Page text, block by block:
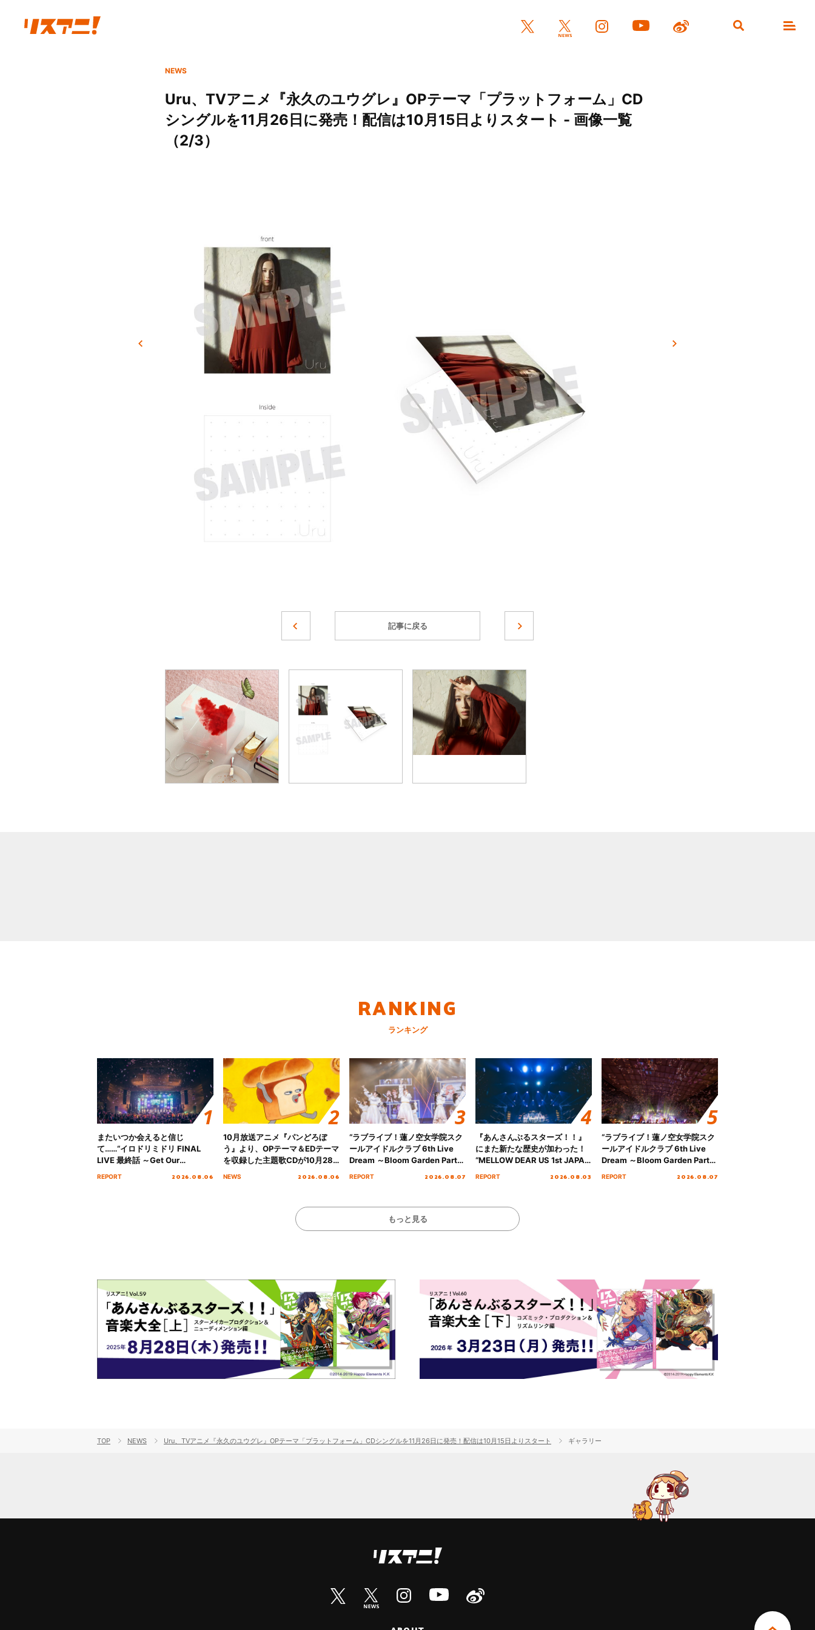
NEWS
Uru、TVアニメ『永久のユウグレ』OPテーマ「プラットフォーム」CD
シングルを11月26日に発売！配信は10月15日よりスタート - 画像一覧
（2/3）
記事に戻る
RANKING
ランキング
またいつか会えると信じ
て……“イロドリミドリ FINAL
LIVE 最終話 ～Get Our
MIRAI!!!!!!!!!!!!!!～”10年の活動
REPORT 2026.08.06
10月放送アニメ『パンどろぼ
う』より、OPテーマ＆EDテーマ
を収録した主題歌CDが10月28
日にリリース決定！
NEWS 2026.08.06
“ラブライブ！蓮ノ空女学院スク
ールアイドルクラブ 6th Live
Dream ～Bloom Garden Party
～ ＜Bloom Garden Party
REPORT 2026.08.07
『あんさんぶるスターズ！！』
にまた新たな歴史が加わった！
“MELLOW DEAR US 1st JAPAN
Tour Final「NICE to meet YOU
REPORT 2026.08.03
“ラブライブ！蓮ノ空女学院スク
ールアイドルクラブ 6th Live
Dream ～Bloom Garden Party
～ ＜Bloom Garden Party
REPORT 2026.08.07
もっと見る
TOP NEWS Uru、TVアニメ『永久のユウグレ』OPテーマ「プラットフォーム」CDシングルを11月26日に発売！配信は10月15日よりスタート ギャラリー